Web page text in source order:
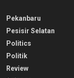
Pekanbaru
Pesisir Selatan
Politics
Politik
Review